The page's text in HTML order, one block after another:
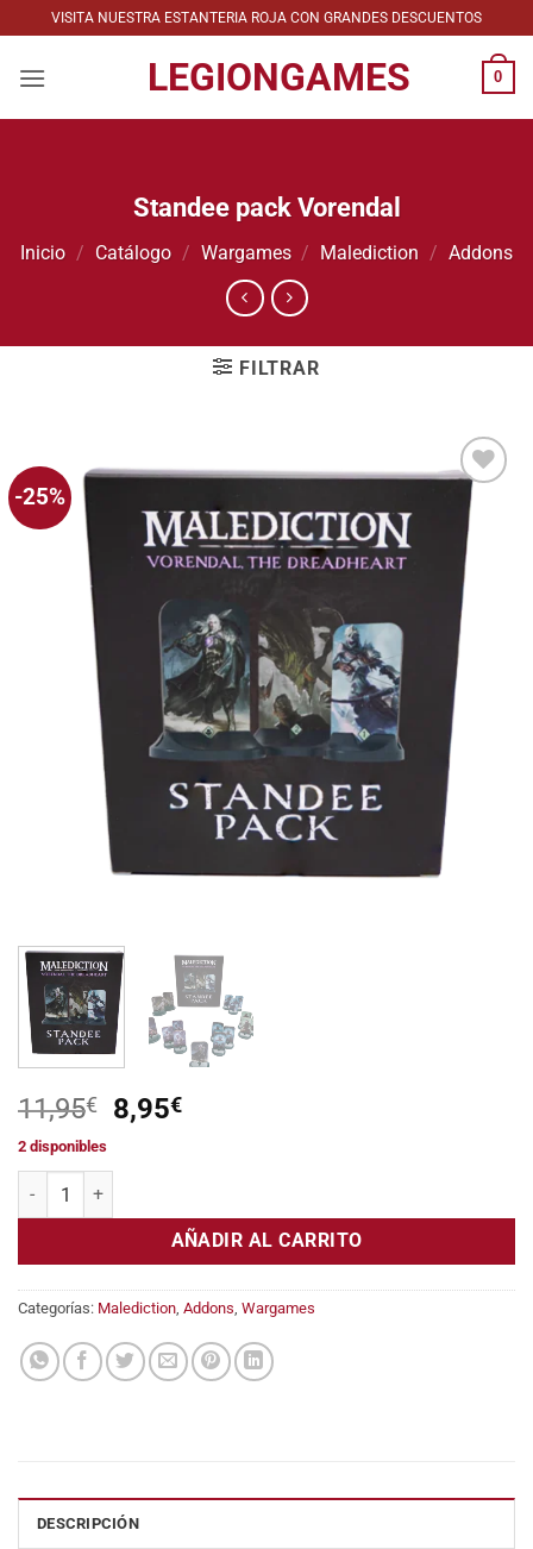
al
contenido
VISITA NUESTRA ESTANTERIA ROJA CON GRANDES DESCUENTOS
LEGIONGAMES 0
Standee pack Vorendal
Inicio / Catálogo / Wargames / Malediction / Addons
FILTRAR
-25%
Añadir
a la
lista de
deseos
11,95€
El
original
11,95€.
8,95€El
8,95€.
2 disponibles
Standee pack Vorendal cantidad
AÑADIR AL CARRITO
Categorías: Malediction, Addons, Wargames
DESCRIPCIÓN